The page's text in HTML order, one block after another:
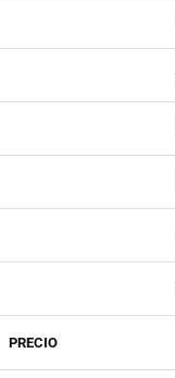
PRECIO